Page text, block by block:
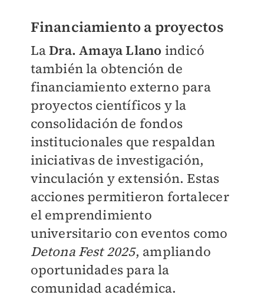
Financiamiento a proyectos
LaDra. Amaya Llano indicó
también la obtención de
financiamiento externo para
proyectos científicos y la
consolidación de fondos
institucionales que respaldan
iniciativas de investigación,
vinculación y extensión. Estas
acciones permitieron fortalecer
el emprendimiento
universitario con eventos como
Detona Fest 2025, ampliando
oportunidades para la
comunidad académica.